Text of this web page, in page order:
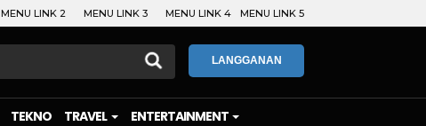
MENU LINK 2 MENU LINK 3 MENU LINK 4 MENU LINK 5
LANGGANAN
TEKNO TRAVEL ENTERTAINMENT